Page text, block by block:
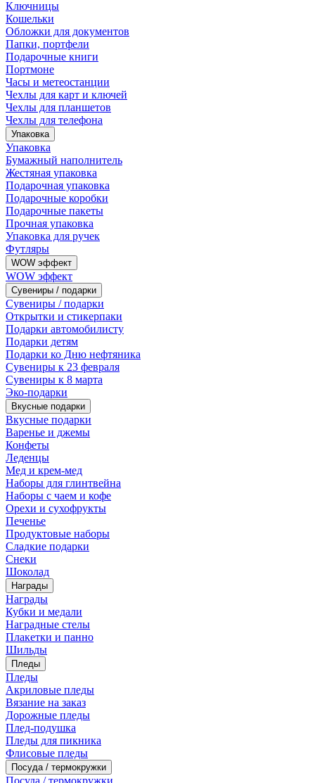
Ключницы
Кошельки
Обложки для документов
Папки, портфели
Подарочные книги
Портмоне
Часы и метеостанции
Чехлы для карт и ключей
Чехлы для планшетов
Чехлы для телефона
Упаковка
Упаковка
Бумажный наполнитель
Жестяная упаковка
Подарочная упаковка
Подарочные коробки
Подарочные пакеты
Прочная упаковка
Упаковка для ручек
Футляры
WOW эффект
WOW эффект
Сувениры / подарки
Сувениры / подарки
Открытки и стикерпаки
Подарки автомобилисту
Подарки детям
Подарки ко Дню нефтяника
Сувениры к 23 февраля
Сувениры к 8 марта
Эко-подарки
Вкусные подарки
Вкусные подарки
Варенье и джемы
Конфеты
Леденцы
Мед и крем-мед
Наборы для глинтвейна
Наборы с чаем и кофе
Орехи и сухофрукты
Печенье
Продуктовые наборы
Сладкие подарки
Снеки
Шоколад
Награды
Награды
Кубки и медали
Наградные стелы
Плакетки и панно
Шильды
Пледы
Пледы
Акриловые пледы
Вязание на заказ
Дорожные пледы
Плед-подушка
Пледы для пикника
Флисовые пледы
Посуда / термокружки
Посуда / термокружки